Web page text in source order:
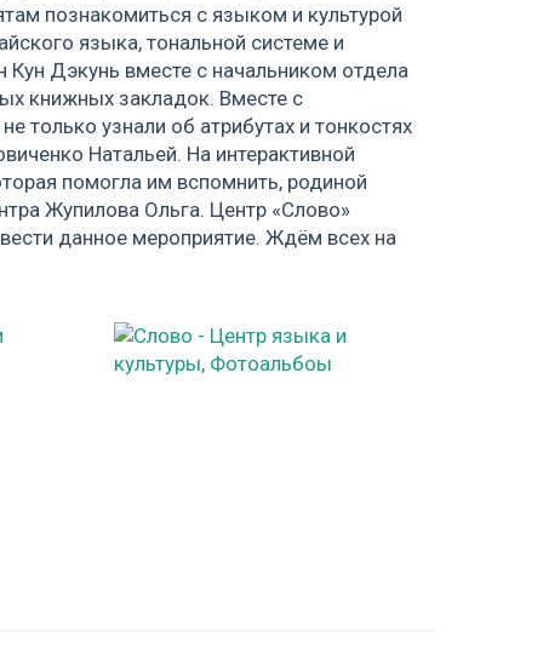
познакомиться с языком и культурой
языка, тональной системе и
Дэкунь вместе с начальником отдела
книжных закладок. Вместе с
только узнали об атрибутах и тонкостях
Натальей. На интерактивной
помогла им вспомнить, родиной
Жупилова Ольга. Центр «Слово»
данное мероприятие. Ждём всех на